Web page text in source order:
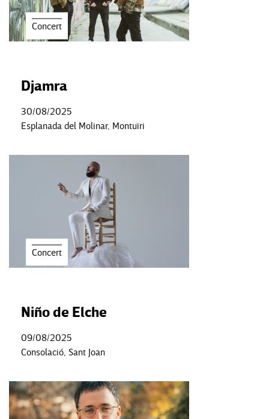
Concert
Djamra
30/08/2025
Esplanada del Molinar, Montuïri
Concert
Niño de Elche
09/08/2025
Consolació, Sant Joan